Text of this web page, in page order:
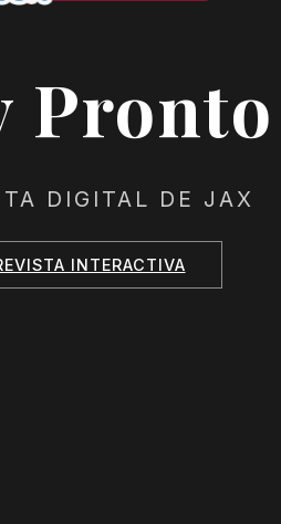
Pronto
DIGITAL DE JAX
INTERACTIVA